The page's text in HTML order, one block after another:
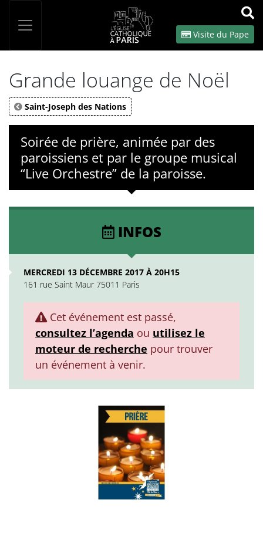
OK
Visite du Pape
Grande louange de Noël
Saint-Joseph des Nations
Soirée de prière, animée par des
paroissiens et par le groupe musical
“Live Orchestre” de la paroisse.
INFOS
MERCREDI 13 DÉCEMBRE 2017 À 20H15
161 rue Saint Maur 75011 Paris
Cet événement est passé,
consultez l’agenda ou utilisez le
moteur de recherche pour trouver
un événement à venir.
Panneau de gestion des cookies